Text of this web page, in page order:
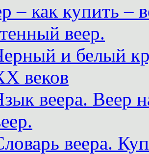
– как купить –
веер.
и белый
веков
веера. Веер
веера.